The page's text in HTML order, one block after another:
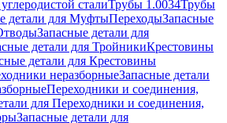
сталиТрубы 1.0034Трубы
детали для МуфтыПереходыЗапасные
Запасные детали для
детали для ТройникиКрестовины
детали для Крестовины
неразборныеЗапасные детали
Переходники и соединения,
для Переходники и соединения,
Запасные детали для